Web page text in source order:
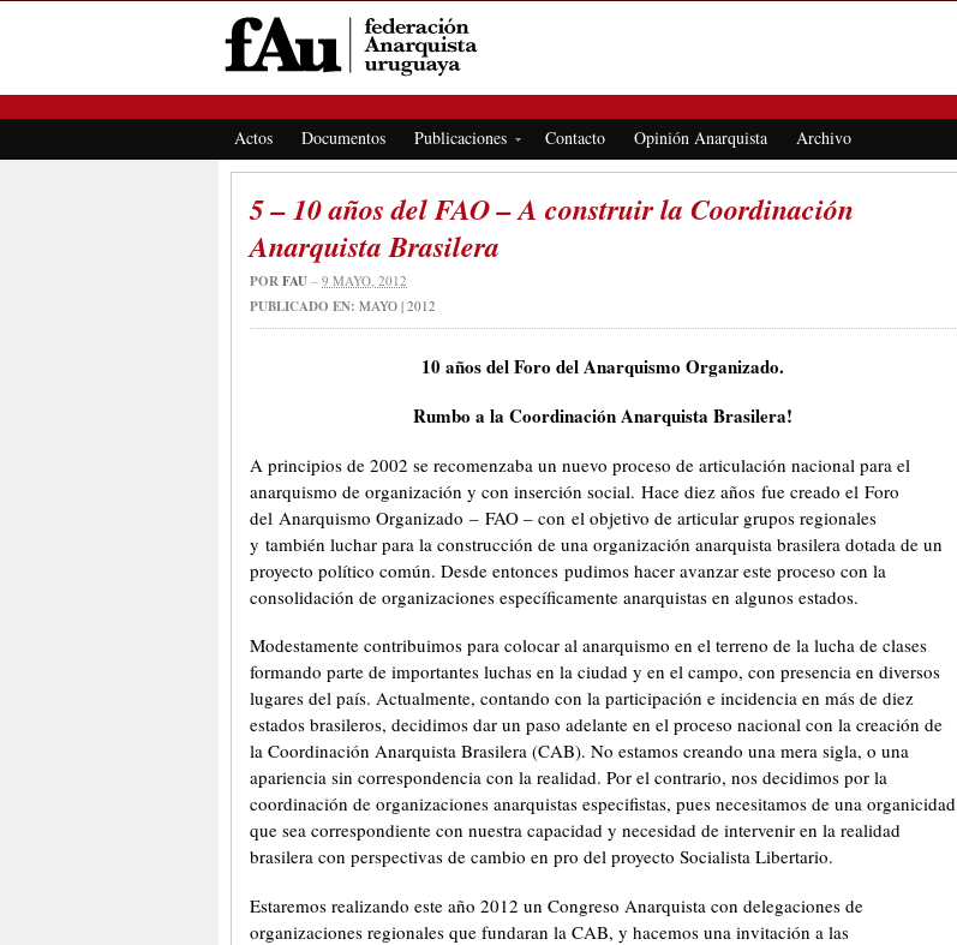
Actos Documentos Publicaciones Contacto Opinión Anarquista Archivo
5 – 10 años del FAO – A construir la Coordinación
Anarquista Brasilera
PORFAU – 9 MAYO, 2012
PUBLICADO EN: MAYO | 2012
10 años del Foro del Anarquismo Organizado.
Rumbo a la Coordinación Anarquista Brasilera!
A principios de 2002 se recomenzaba un nuevo proceso de articulación nacional para el
anarquismo de organización y con inserción social. Hace diez años fue creado el Foro
del Anarquismo Organizado – FAO – con el objetivo de articular grupos regionales
y también luchar para la construcción de una organización anarquista brasilera dotada de un
proyecto político común. Desde entonces pudimos hacer avanzar este proceso con la
consolidación de organizaciones específicamente anarquistas en algunos estados.
Modestamente contribuimos para colocar al anarquismo en el terreno de la lucha de clases
formando parte de importantes luchas en la ciudad y en el campo, con presencia en diversos
lugares del país. Actualmente, contando con la participación e incidencia en más de diez
estados brasileros, decidimos dar un paso adelante en el proceso nacional con la creación de
la Coordinación Anarquista Brasilera (CAB). No estamos creando una mera sigla, o una
apariencia sin correspondencia con la realidad. Por el contrario, nos decidimos por la
coordinación de organizaciones anarquistas especifistas, pues necesitamos de una organicidad
que sea correspondiente con nuestra capacidad y necesidad de intervenir en la realidad
brasilera con perspectivas de cambio en pro del proyecto Socialista Libertario.
Estaremos realizando este año 2012 un Congreso Anarquista con delegaciones de
organizaciones regionales que fundaran la CAB, y hacemos una invitación a las